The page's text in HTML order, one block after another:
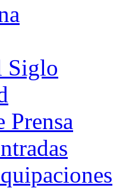
Siglo
Prensa